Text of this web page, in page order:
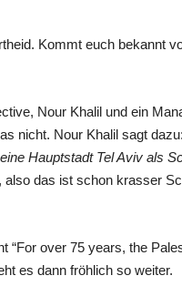
Kommt euch bekannt
Nour Khalil und ein
nicht. Nour Khalil sagt dazu:
Hauptstadt Tel Aviv als
also das ist schon krasser
over 75 years, the
es dann fröhlich so weiter.